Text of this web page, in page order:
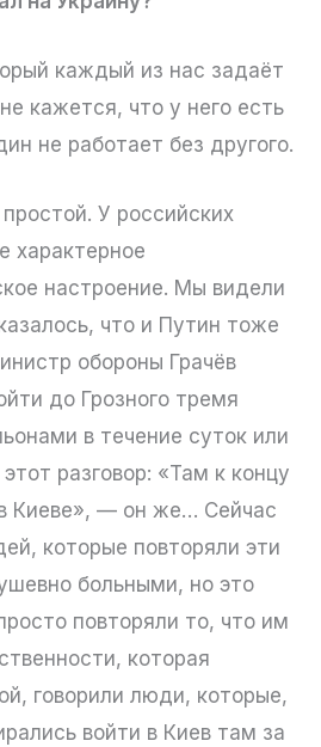
каждый из нас задаёт
кажется, что у него есть
не работает без другого.
У российских
характерное
настроение. Мы видели
что и Путин тоже
обороны Грачёв
до Грозного тремя
в течение суток или
разговор: «Там к концу
Киеве», — он же… Сейчас
которые повторяли эти
больными, но это
повторяли то, что им
которая
говорили люди, которые,
войти в Киев там за